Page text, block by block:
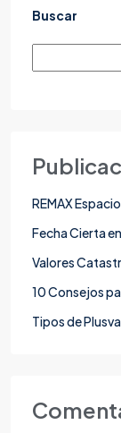
Buscar
REMAX
Fecha Cierta
Valores
10 Consejos
Tipos de